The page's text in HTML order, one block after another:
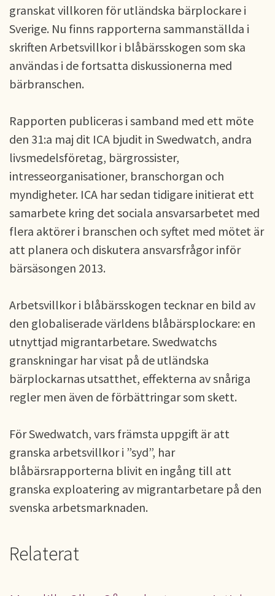
granskat villkoren för utländska bärplockare i
Sverige. Nu finns rapporterna sammanställda i
skriften Arbetsvillkor i blåbärsskogen som ska
användas i de fortsatta diskussionerna med
bärbranschen.
Rapporten publiceras i samband med ett möte
den 31:a maj dit ICA bjudit in Swedwatch, andra
livsmedelsföretag, bärgrossister,
intresseorganisationer, branschorgan och
myndigheter. ICA har sedan tidigare initierat ett
samarbete kring det sociala ansvarsarbetet med
flera aktörer i branschen och syftet med mötet är
att planera och diskutera ansvarsfrågor inför
bärsäsongen 2013.
Arbetsvillkor i blåbärsskogen tecknar en bild av
den globaliserade världens blåbärsplockare: en
utnyttjad migrantarbetare. Swedwatchs
granskningar har visat på de utländska
bärplockarnas utsatthet, effekterna av snåriga
regler men även de förbättringar som skett.
För Swedwatch, vars främsta uppgift är att
granska arbetsvillkor i ”syd”, har
blåbärsrapporterna blivit en ingång till att
granska exploatering av migrantarbetare på den
svenska arbetsmarknaden.
Relaterat